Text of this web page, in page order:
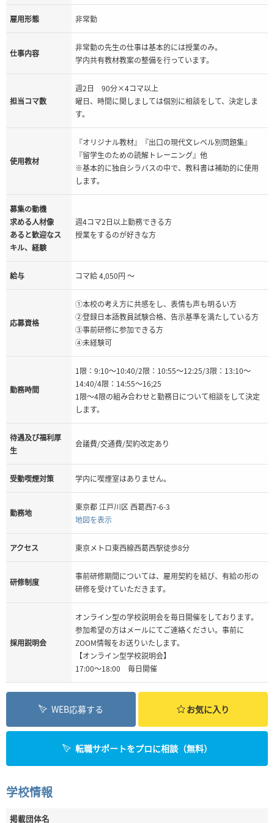
雇用形態 非常勤
仕事内容
非常勤の先生の仕事は基本的には授業のみ。
学内共有教材教案の整備を行っています。
担当コマ数
週2日 90分×4コマ以上
曜日、時間に関しましては個別に相談をして、決定しま
す。
使用教材
『オリジナル教材』『出口の現代文レベル別問題集』
『留学生のための読解トレーニング』他
※基本的に独自シラバスの中で、教科書は補助的に使用
します。
募集の動機
求める人材像
あると歓迎なス
キル、経験
週4コマ2日以上勤務できる方
授業をするのが好きな方
給与 コマ給 4,050円 ～
応募資格
①本校の考え方に共感をし、表情も声も明るい方
②登録日本語教員試験合格、告示基準を満たしている方
③事前研修に参加できる方
④未経験可
勤務時間
1限：9:10～10:40/2限：10:55～12:25/3限：13:10～
14:40/4限：14:55～16;25
1限～4限の組み合わせと勤務日について相談をして決定
します。
待遇及び福利厚
生
会議費/交通費/契約改定あり
受動喫煙対策 学内に喫煙室はありません。
勤務地
東京都 江戸川区 西葛西7-6-3
地図を表示
アクセス 東京メトロ東西線西葛西駅徒歩8分
研修制度
事前研修期間については、雇用契約を結び、有給の形の
研修を受けていただきます。
採用説明会
オンライン型の学校説明会を毎日開催をしております。
参加希望の方はメールにてご連絡ください。事前に
ZOOM情報をお送りいたします。
【オンライン型学校説明会】
17:00～18:00 毎日開催
WEB応募する お気に入り
転職サポートをプロに相談（無料）
学校情報
掲載団体名